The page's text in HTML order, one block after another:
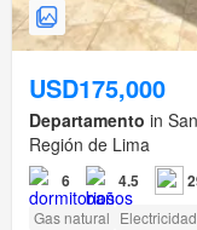
USD175,000
Departamento in
Región de Lima
6 4.5
Gas natural Electricidad